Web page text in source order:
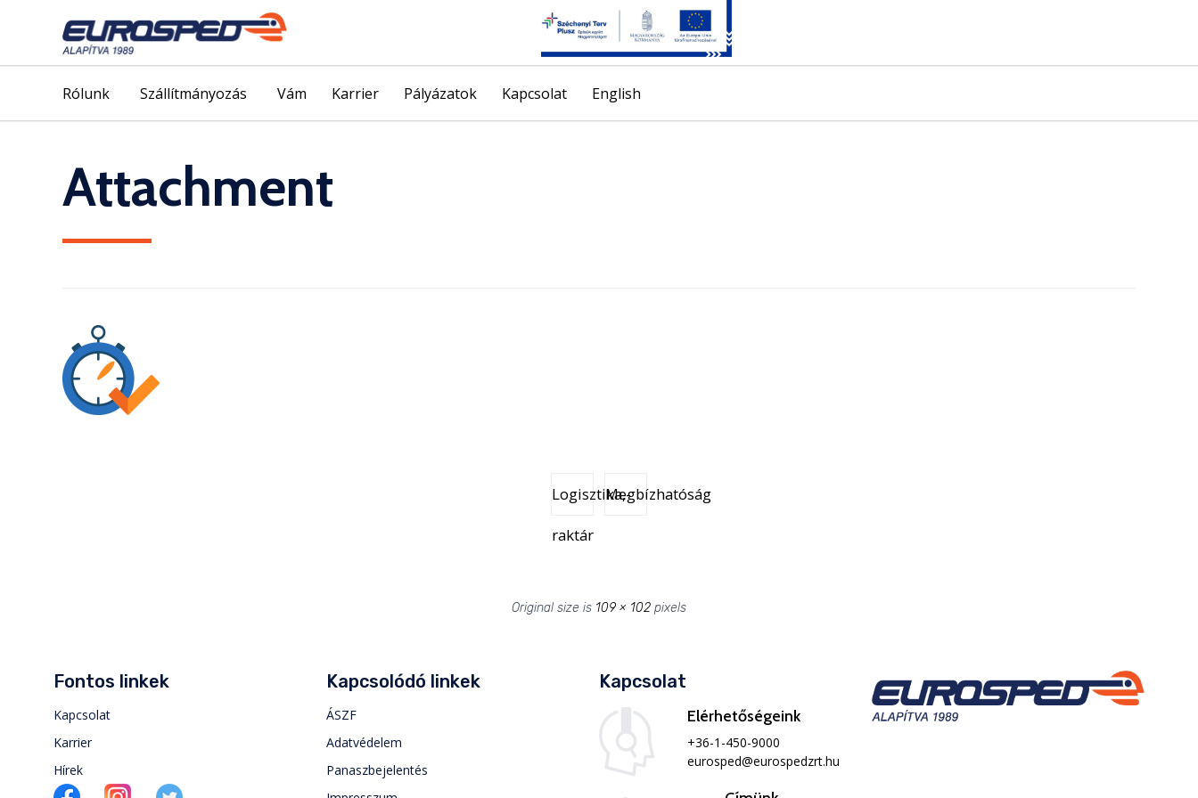
to
Rólunk Szállítmányozás Vám Karrier Pályázatok Kapcsolat English
Attachment
Logisztika,-
raktár
Megbízhatóság
Original size is 109 × 102 pixels
Fontos linkek
Kapcsolat
Karrier
Hírek
Kapcsolódó linkek
ÁSZF
Adatvédelem
Panaszbejelentés
Kapcsolat
Elérhetőségeink
+36-1-450-9000
eurosped@eurospedzrt.hu